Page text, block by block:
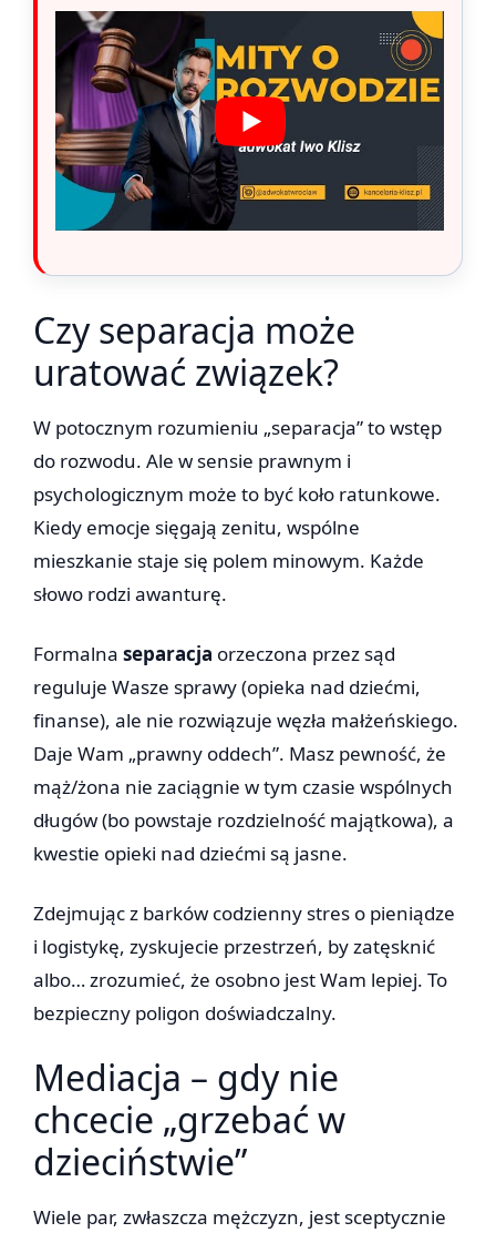
Czy separacja może
uratować związek?
W potocznym rozumieniu „separacja” to wstęp
do rozwodu. Ale w sensie prawnym i
psychologicznym może to być koło ratunkowe.
Kiedy emocje sięgają zenitu, wspólne
mieszkanie staje się polem minowym. Każde
słowo rodzi awanturę.
Formalna separacja orzeczona przez sąd
reguluje Wasze sprawy (opieka nad dziećmi,
finanse), ale nie rozwiązuje węzła małżeńskiego.
Daje Wam „prawny oddech”. Masz pewność, że
mąż/żona nie zaciągnie w tym czasie wspólnych
długów (bo powstaje rozdzielność majątkowa), a
kwestie opieki nad dziećmi są jasne.
Zdejmując z barków codzienny stres o pieniądze
i logistykę, zyskujecie przestrzeń, by zatęsknić
albo… zrozumieć, że osobno jest Wam lepiej. To
bezpieczny poligon doświadczalny.
Mediacja – gdy nie
chcecie „grzebać w
dzieciństwie”
Wiele par, zwłaszcza mężczyzn, jest sceptycznie